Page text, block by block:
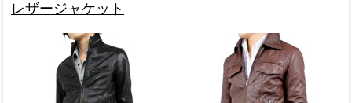
レザージャケット